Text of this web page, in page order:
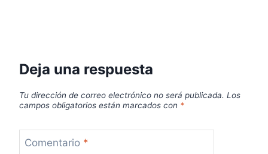
Deja una respuesta
Tu dirección de correo electrónico no será publicada. Los
campos obligatorios están marcados con *
Comentario *